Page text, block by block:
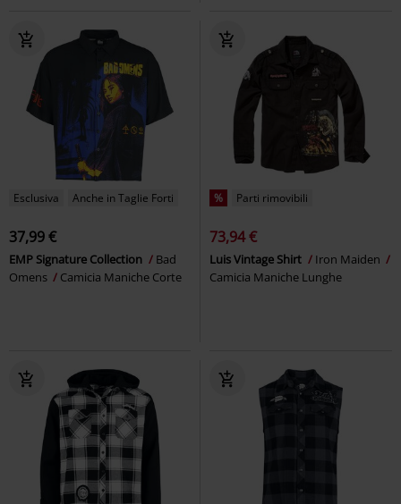
Esclusiva Anche in Taglie Forti
37,99 €
EMP Signature Collection
Bad
Omens
Camicia Maniche Corte
% Parti rimovibili
73,94 €
Luis Vintage Shirt
Iron Maiden
Camicia Maniche Lunghe